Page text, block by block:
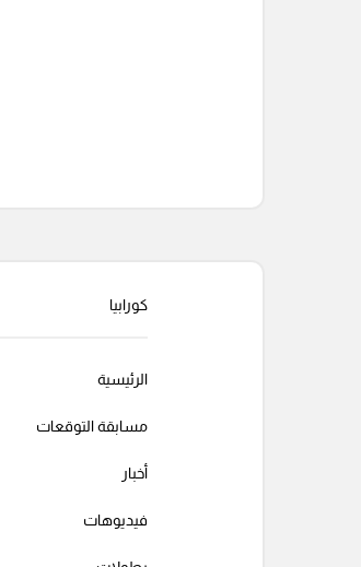
كورابيا
الرئيسية
مسابقة التوقعات
أخبار
فيديوهات